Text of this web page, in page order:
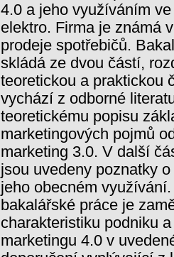
4.0 a jeho využíváním
elektro. Firma je známá
prodeje spotřebičů.
skládá ze dvou částí,
teoretickou a praktickou
vychází z odborné
teoretickému popisu
marketingových pojmů
marketing 3.0. V další
jsou uvedeny poznatky
jeho obecném
bakalářské práce je
charakteristiku podniku
marketingu 4.0 v